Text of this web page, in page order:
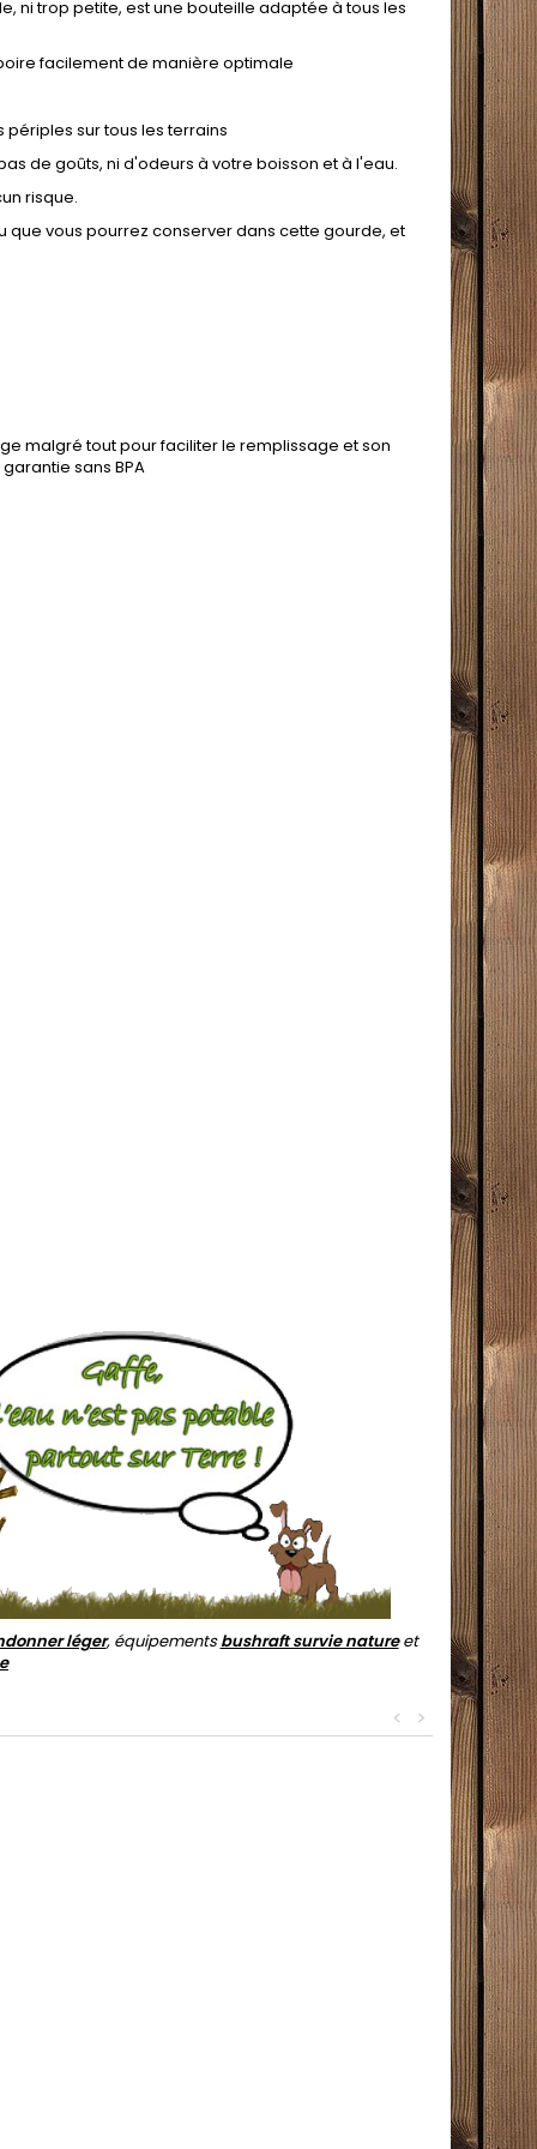
ni trop petite, est une bouteille adaptée à tous les
facilement de manière optimale
sur tous les terrains
de goûts, ni d'odeurs à votre boisson et à l'eau.
risque.
que vous pourrez conserver dans cette gourde, et
malgré tout pour faciliter le remplissage et son
sans BPA
léger, équipementsbushraft survie natureet
>
<